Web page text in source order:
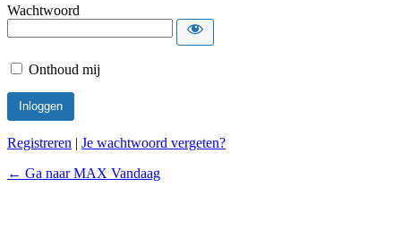
Wachtwoord
Onthoud mij
Registreren | Je wachtwoord vergeten?
← Ga naar MAX Vandaag